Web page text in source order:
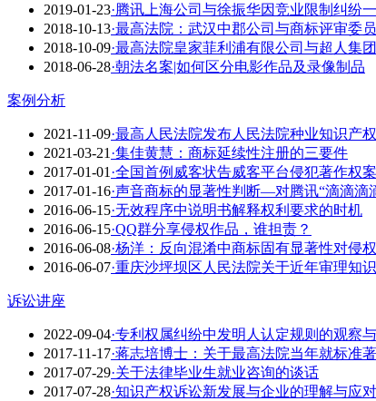
2019-01-23·腾讯上海公司与徐振华因竞业限制纠纷
2018-10-13·最高法院：武汉中郡公司与商标评审委
2018-10-09·最高法院皇家菲利浦有限公司与超人集
2018-06-28·朝法名案|如何区分电影作品及录像制品
案例分析
2021-11-09·最高人民法院发布人民法院种业知识产
2021-03-21 ·集佳黄慧：商标延续性注册的三要件
2017-01-01 ·全国首例威客状告威客平台侵犯著作权
2017-01-16·声音商标的显著性判断—对腾讯“滴滴滴
2016-06-15·无效程序中说明书解释权利要求的时机
2016-06-15·QQ群分享侵权作品，谁担责？
2016-06-08·杨洋：反向混淆中商标固有显著性对侵
2016-06-07·重庆沙坪坝区人民法院关于近年审理知
诉讼讲座
2022-09-04·专利权属纠纷中发明人认定规则的观察
2017-11-17·蒋志培博士：关于最高法院当年就标准
2017-07-29·关于法律毕业生就业咨询的谈话
2017-07-28·知识产权诉讼新发展与企业的理解与应对